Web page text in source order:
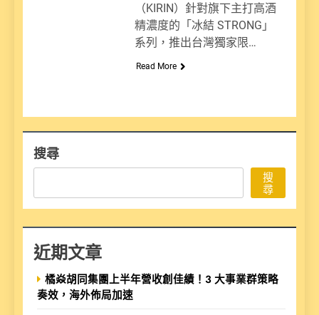
（KIRIN）針對旗下主打高酒
精濃度的「冰結 STRONG」
系列，推出台灣獨家限…
Read More
搜尋
搜
尋
近期文章
橘焱胡同集團上半年營收創佳績！3 大事業群策略
奏效，海外佈局加速